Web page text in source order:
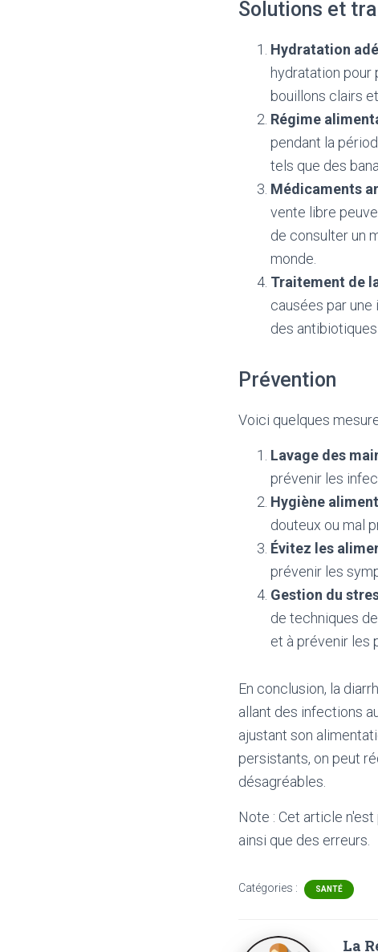
Solutions et
Hydratation
hydratation pour
bouillons clairs
Régime
pendant la
tels que des
Médicaments
vente libre
de consulter un
monde.
Traitement de
causées par
des
Prévention
Voici quelques
Lavage des
prévenir les
Hygiène
douteux ou mal
Évitez les
prévenir les
Gestion du
de techniques
et à prévenir les
En conclusion, la
allant des infections
ajustant son
persistants, on peut
désagréables.
Note : Cet article
ainsi que des erreurs.
Catégories : SANTÉ
La